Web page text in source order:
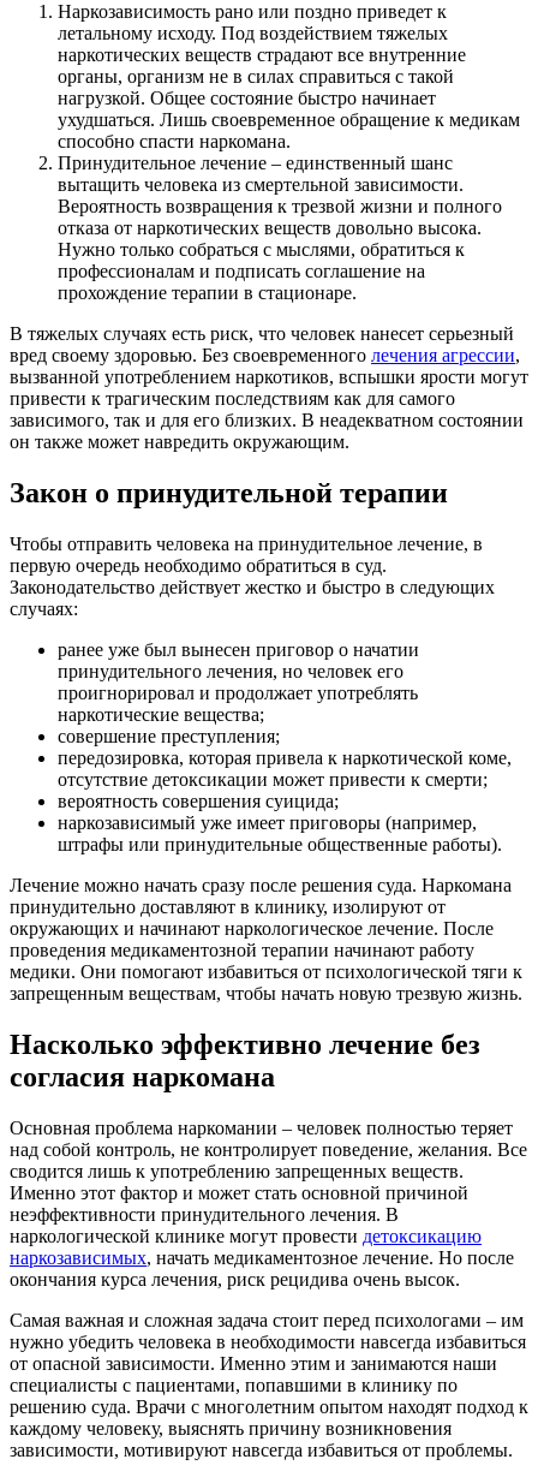
Наркозависимость рано или поздно приведет к
летальному исходу. Под воздействием тяжелых
наркотических веществ страдают все внутренние
органы, организм не в силах справиться с такой
нагрузкой. Общее состояние быстро начинает
ухудшаться. Лишь своевременное обращение к медикам
способно спасти наркомана.
Принудительное лечение – единственный шанс
вытащить человека из смертельной зависимости.
Вероятность возвращения к трезвой жизни и полного
отказа от наркотических веществ довольно высока.
Нужно только собраться с мыслями, обратиться к
профессионалам и подписать соглашение на
прохождение терапии в стационаре.
В тяжелых случаях есть риск, что человек нанесет серьезный
вред своему здоровью. Без своевременного лечения агрессии,
вызванной употреблением наркотиков, вспышки ярости могут
привести к трагическим последствиям как для самого
зависимого, так и для его близких. В неадекватном состоянии
он также может навредить окружающим.
Закон о принудительной терапии
Чтобы отправить человека на принудительное лечение, в
первую очередь необходимо обратиться в суд.
Законодательство действует жестко и быстро в следующих
случаях:
ранее уже был вынесен приговор о начатии
принудительного лечения, но человек его
проигнорировал и продолжает употреблять
наркотические вещества;
совершение преступления;
передозировка, которая привела к наркотической коме,
отсутствие детоксикации может привести к смерти;
вероятность совершения суицида;
наркозависимый уже имеет приговоры (например,
штрафы или принудительные общественные работы).
Лечение можно начать сразу после решения суда. Наркомана
принудительно доставляют в клинику, изолируют от
окружающих и начинают наркологическое лечение. После
проведения медикаментозной терапии начинают работу
медики. Они помогают избавиться от психологической тяги к
запрещенным веществам, чтобы начать новую трезвую жизнь.
Насколько эффективно лечение без
согласия наркомана
Основная проблема наркомании – человек полностью теряет
над собой контроль, не контролирует поведение, желания. Все
сводится лишь к употреблению запрещенных веществ.
Именно этот фактор и может стать основной причиной
неэффективности принудительного лечения. В
наркологической клинике могут провести детоксикацию
наркозависимых, начать медикаментозное лечение. Но после
окончания курса лечения, риск рецидива очень высок.
Самая важная и сложная задача стоит перед психологами – им
нужно убедить человека в необходимости навсегда избавиться
от опасной зависимости. Именно этим и занимаются наши
специалисты с пациентами, попавшими в клинику по
решению суда. Врачи с многолетним опытом находят подход к
каждому человеку, выяснять причину возникновения
зависимости, мотивируют навсегда избавиться от проблемы.